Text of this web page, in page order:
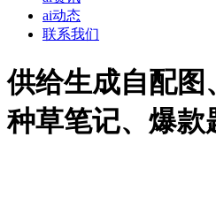
ai动态
联系我们
供给生成自配图
种草笔记、爆款